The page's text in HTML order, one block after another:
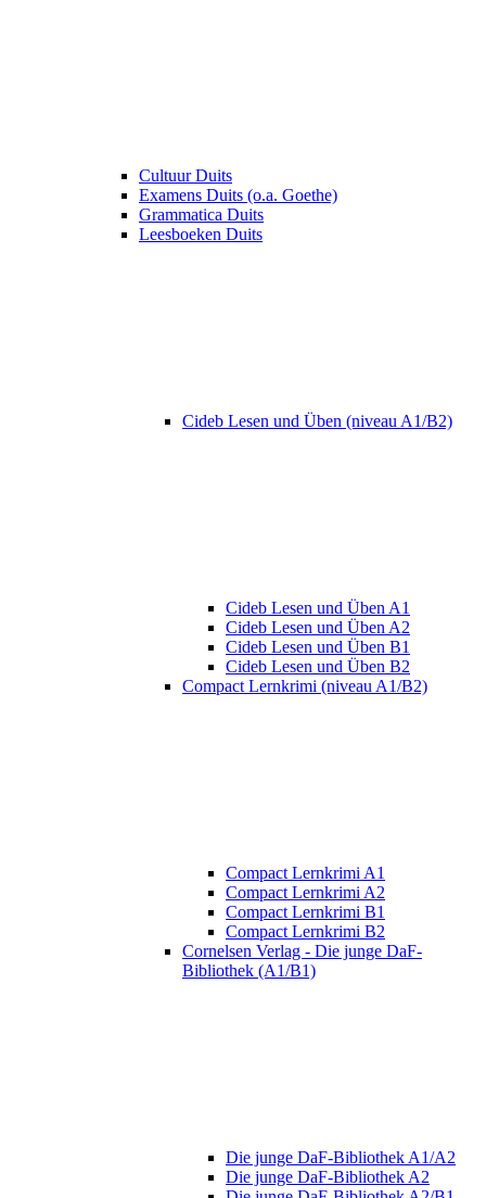
Cultuur Duits
Examens Duits (o.a. Goethe)
Grammatica Duits
Leesboeken Duits
Cideb Lesen und Üben (niveau A1/B2)
Cideb Lesen und Üben A1
Cideb Lesen und Üben A2
Cideb Lesen und Üben B1
Cideb Lesen und Üben B2
Compact Lernkrimi (niveau A1/B2)
Compact Lernkrimi A1
Compact Lernkrimi A2
Compact Lernkrimi B1
Compact Lernkrimi B2
Cornelsen Verlag - Die junge DaF-
Bibliothek (A1/B1)
Die junge DaF-Bibliothek A1/A2
Die junge DaF-Bibliothek A2